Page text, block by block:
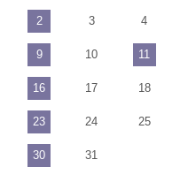
2 3 4
9 10 11
16 17 18
23 24 25
30 31